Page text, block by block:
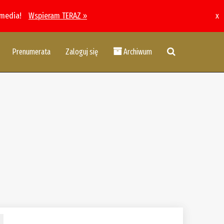
Wspieram TERAZ » x
Prenumerata Zaloguj się Archiwum